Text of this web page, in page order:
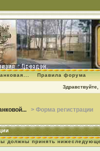
Правила форума
Здравствуйте,
> Форма регистрации
должны принять